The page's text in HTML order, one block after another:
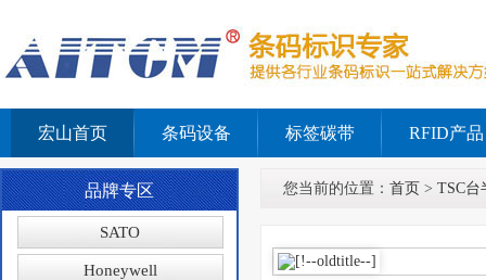
宏山首页 条码设备 标签碳带 RFID产品
品牌专区
SATO
Honeywell
您当前的位置： 首页 > TSC台